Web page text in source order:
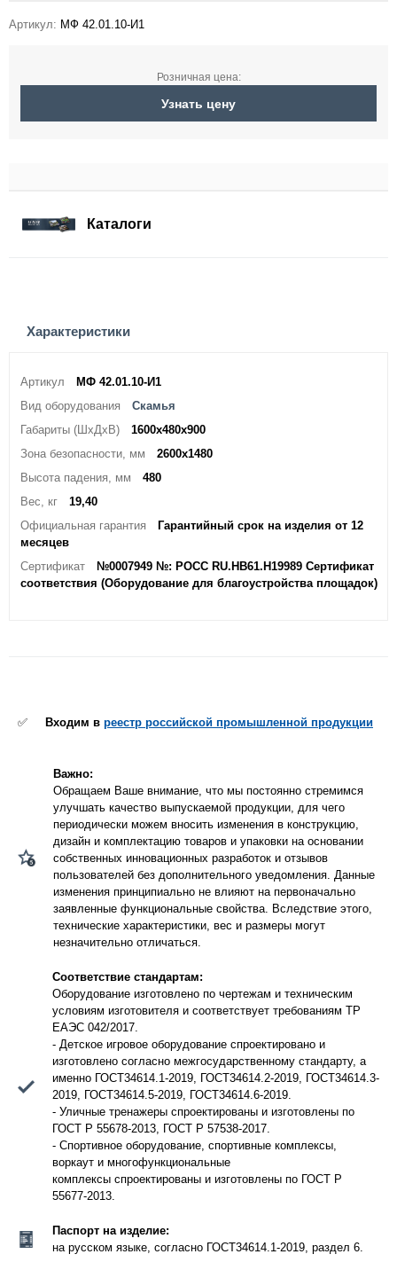
Артикул: МФ 42.01.10-И1
Розничная цена:
Узнать цену
Каталоги
Характеристики
Артикул
МФ 42.01.10-И1
Вид оборудования
Скамья
Габариты (ШхДхВ)
1600x480x900
Зона безопасности, мм
2600х1480
Высота падения, мм
480
Вес, кг
19,40
Официальная гарантия
Гарантийный срок на изделия от 12
месяцев
Сертификат
№0007949 №: РОСС RU.HB61.H19989 Сертификат
соответствия (Оборудование для благоустройства площадок)
✅ Входим в реестр российской промышленной продукции
Важно:
Обращаем Ваше внимание, что мы постоянно стремимся
улучшать качество выпускаемой продукции, для чего
периодически можем вносить изменения в конструкцию,
дизайн и комплектацию товаров и упаковки на основании
собственных инновационных разработок и отзывов
пользователей без дополнительного уведомления. Данные
изменения принципиально не влияют на первоначально
заявленные функциональные свойства. Вследствие этого,
технические характеристики, вес и размеры могут
незначительно отличаться.
Соответствие стандартам:
Оборудование изготовлено по чертежам и техническим
условиям изготовителя и соответствует требованиям ТР
ЕАЭС 042/2017.
- Детское игровое оборудование спроектировано и
изготовлено согласно межгосударственному стандарту, а
именно ГОСТ34614.1-2019, ГОСТ34614.2-2019, ГОСТ34614.3-
2019, ГОСТ34614.5-2019, ГОСТ34614.6-2019.
- Уличные тренажеры спроектированы и изготовлены по
ГОСТ Р 55678-2013, ГОСТ Р 57538-2017.
- Спортивное оборудование, спортивные комплексы,
воркаут и многофункциональные
комплексы спроектированы и изготовлены по ГОСТ Р
55677-2013.
Паспорт на изделие:
на русском языке, согласно ГОСТ34614.1-2019, раздел 6.